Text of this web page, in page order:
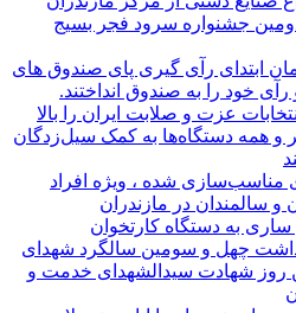
دومین جشنواره سرود فجر بسیج
ابتدای رآی گیری پای صندوق های
خود را به صندوق انداختند.
عزت و صلابت ایران را بالا
و همه دستگاه‌ها به کمک سیل‌زدگان
شده ، ویژه افراد
و سالمندان در مازندران
به دستگاه کارتخوان
چهل و سومین سالگرد شهدای
چهلمین روز شهادت سیدالشهدای خدمت و